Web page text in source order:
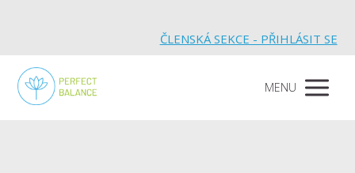
ČLENSKÁ SEKCE - PŘIHLÁSIT SE
MENU